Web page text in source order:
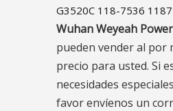
G3520C 118-7536
Wuhan Weyeah
pueden vender al por
precio para usted. Si
necesidades
favor envíenos un